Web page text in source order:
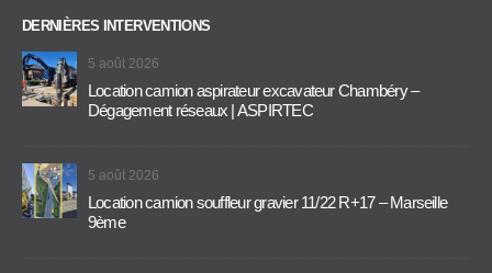
DERNIÈRES INTERVENTIONS
5 août 2026
Location camion aspirateur excavateur Chambéry –
Dégagement réseaux | ASPIRTEC
5 août 2026
Location camion souffleur gravier 11/22 R+17 – Marseille
9ème